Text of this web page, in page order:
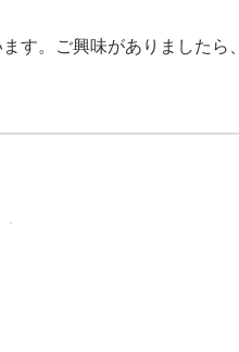
す。ご興味がありましたら、